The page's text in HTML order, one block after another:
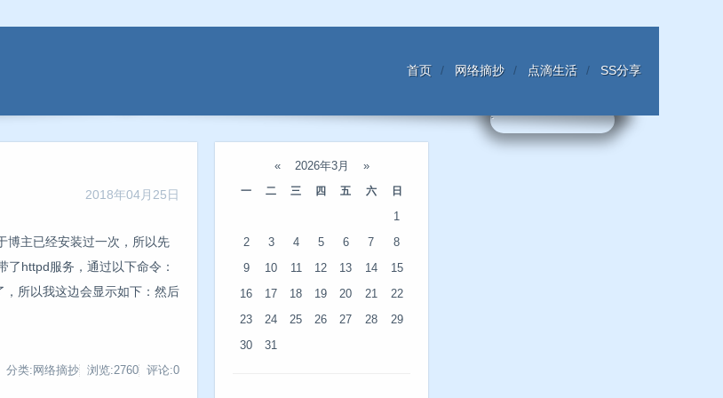
首页 网络摘抄 点滴生活 SS分享
2018年04月25日
博主已经安装过一次，所以先
httpd服务，通过以下命令：
所以我这边会显示如下：然后
分类:网络摘抄 浏览:2760 评论:0
« 2026年3月
»
一
二 三 四 五 六 日
1
2 3 4 5 6 7 8
9 10 11 12 13 14 15
16 17 18 19 20 21 22
23 24 25 26 27 28 29
30 31